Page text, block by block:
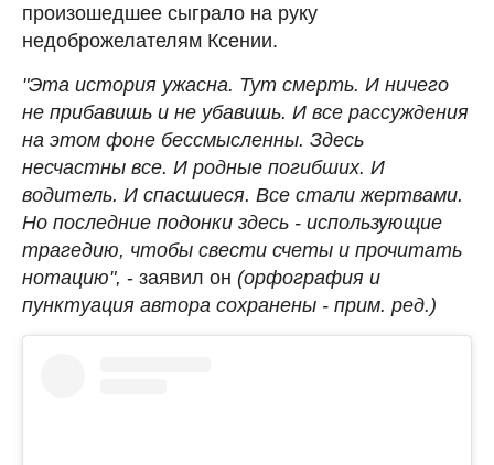
произошедшее сыграло на руку
недоброжелателям Ксении.
"Эта история ужасна. Тут смерть. И ничего
не прибавишь и не убавишь. И все рассуждения
на этом фоне бессмысленны. Здесь
несчастны все. И родные погибших. И
водитель. И спасшиеся. Все стали жертвами.
Но последние подонки здесь - использующие
трагедию, чтобы свести счеты и прочитать
нотацию", - заявил он (орфография и
пунктуация автора сохранены - прим. ред.)